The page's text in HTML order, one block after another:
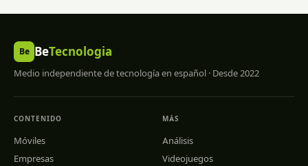
Be BeTecnologia
Medio independiente de tecnología en español · Desde 2022
CONTENIDO
Móviles
Empresas
MÁS
Análisis
Videojuegos